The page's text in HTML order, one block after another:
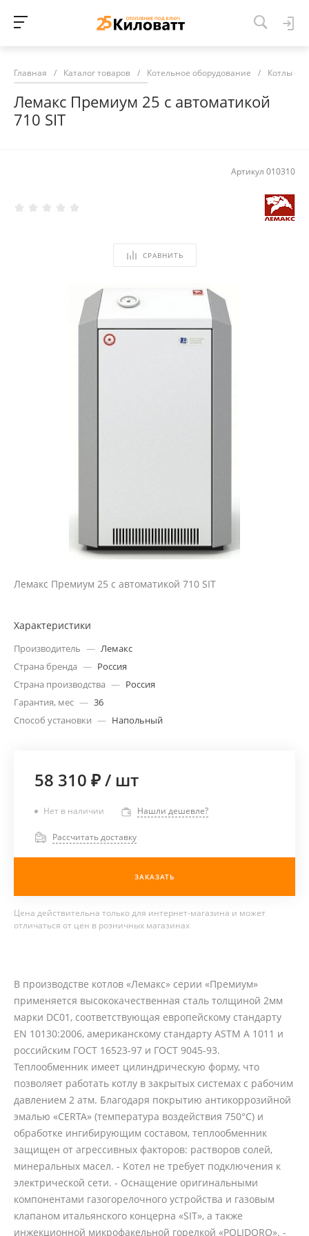
Главная / Каталог товаров / Котельное оборудование / Котлы
Лемакс Премиум 25 с автоматикой
710 SIT
Артикул 010310
СРАВНИТЬ
Лемакс Премиум 25 с автоматикой 710 SIT
Характеристики
Производитель — Лемакс
Страна бренда — Россия
Страна производства — Россия
Гарантия, мес — 36
Способ установки — Напольный
58 310 ₽/ шт
Нет в наличии Нашли дешевле?
Рассчитать доставку
ЗАКАЗАТЬ
Цена действительна только для интернет-магазина и может
отличаться от цен в розничных магазинах
В производстве котлов «Лемакс» серии «Премиум»
применяется высококачественная сталь толщиной 2мм
марки DC01, соответствующая европейскому стандарту
EN 10130:2006, американскому стандарту ASTM A 1011 и
российским ГОСТ 16523-97 и ГОСТ 9045-93.
Теплообменник имеет цилиндрическую форму, что
позволяет работать котлу в закрытых системах с рабочим
давлением 2 атм. Благодаря покрытию антикоррозийной
эмалью «CERTA» (температура воздействия 750°С) и
обработке ингибирующим составом, теплообменник
защищен от агрессивных факторов: растворов солей,
минеральных масел. - Котел не требует подключения к
электрической сети. - Оснащение оригинальными
компонентами газогорелочного устройства и газовым
клапаном итальянского концерна «SIT», а также
инжекционной микрофакельной горелкой «POLIDORO». -